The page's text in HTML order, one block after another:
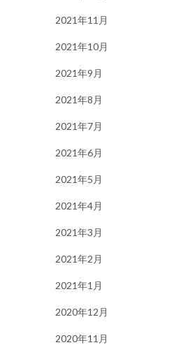
2021年11月
2021年10月
2021年9月
2021年8月
2021年7月
2021年6月
2021年5月
2021年4月
2021年3月
2021年2月
2021年1月
2020年12月
2020年11月